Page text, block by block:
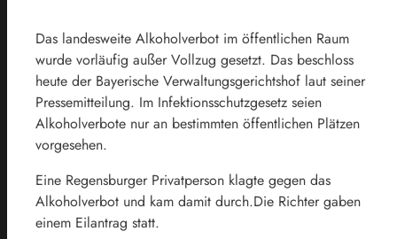
Das landesweite Alkoholverbot im öffentlichen Raum
wurde vorläufig außer Vollzug gesetzt. Das beschloss
heute der Bayerische Verwaltungsgerichtshof laut seiner
Pressemitteilung. Im Infektionsschutzgesetz seien
Alkoholverbote nur an bestimmten öffentlichen Plätzen
vorgesehen.
Eine Regensburger Privatperson klagte gegen das
Alkoholverbot und kam damit durch.Die Richter gaben
einem Eilantrag statt.